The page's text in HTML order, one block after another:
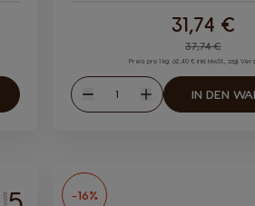
Regular
37,74 €
31,74 €
Preis pro 1 kg: 62,40 € inkl. MwSt., zzgl.
Abnahme
Menge
Zunahme
IN DEN
-16%